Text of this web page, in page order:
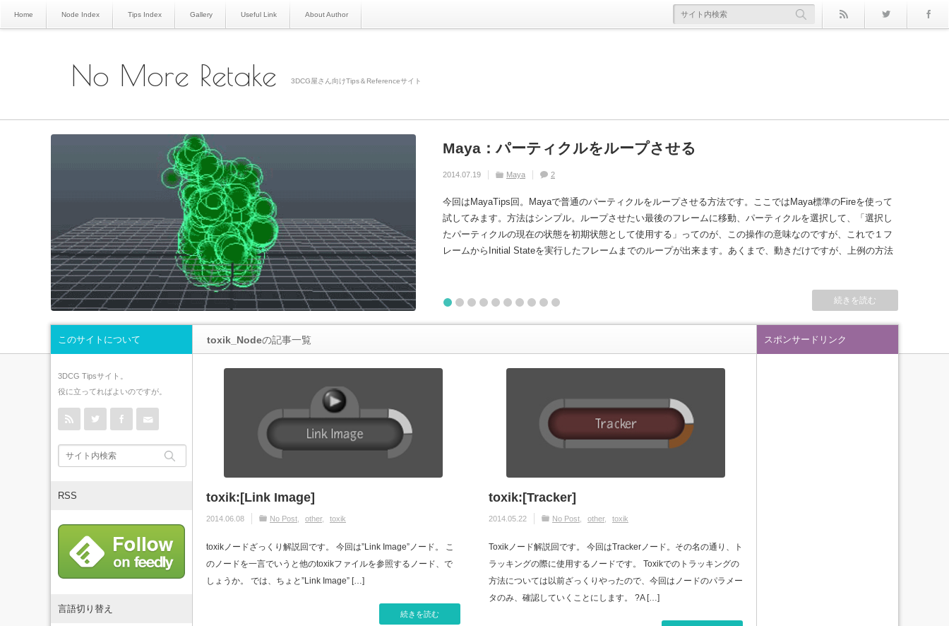
Home Node Index Tips Index Gallery Useful Link About Author
No More Retake 3DCG屋さん向けTips＆Referenceサイト
Maya：パーティクルをループさせる
2014.07.19 Maya 2
今回はMayaTips回。Mayaで普通のパーティクルをループさせる方法です。ここではMaya標準のFireを使って
試してみます。方法はシンプル。ループさせたい最後のフレームに移動、パーティクルを選択して、「選択し
たパーティクルの現在の状態を初期状態として使用する」ってのが、この操作の意味なのですが、これで１フ
レームからInitial Stateを実行したフレームまでのループが出来ます。あくまで、動きだけですが、上例の方法
続きを読む
Nuke:Manage User Knobs(11.2 v2)
2018.08.02 Nuke other
Nuke回。Nuke11.2で新しい追加された機能が、思いのほか便利だったので書いてみた次第です。便利だったの
は、”カスタムパラメータの追加”です！ドラッグ＆ドロップでひょいひょい追加できるようになっとる！１：
Propertiesのいちばん上に”えんぴつアイコン”があるじゃろ。これポチる！２：すると横にいろいろズラーっと
出てくる！３：適当にアイコン選んで、追加したいノードのプロパティにドラッグ&amp;ドロップ！４：新し
続きを読む
Maya:『mentalrayVertexColors』ノード
2012.10.22 Maya No Post
My Houly Daily Challenge Week3
2020.07.18 Houdini No Post
4コマ:レンダリングなう
2013.07.29 Gallery No Post
Houdini:Viewport Comment
2017.07.13 Houdini
Houdini:L-system sample02
2016.12.29 Houdini
MotionBuilder:Pythonコマンド
2013.05.13 No Post other
Houdini:L-system 作例02
2016.12.16 Houdini
数学:内積ってなんぞ？ その２（角度とＣＧ編）
2015.12.01 other 0
1 2 3 4 5 6 7 8 9
toxik_Nodeの記事一覧
toxik:[Link Image]
2014.06.08 No Post other toxik
toxikノードざっくり解説回です。 今回は”Link Image”ノード。 こ
のノードを一言でいうと他のtoxikファイルを参照するノード、で
しょうか。 では、ちょと”Link Image” […]
続きを読む
toxik:[Tracker]
2014.05.22 No Post other toxik
Toxikノード解説回です。 今回はTrackerノード。その名の通り、ト
ラッキングの際に使用するノードです。 Toxikでのトラッキングの
方法については以前ざっくりやったので、今回はノードのパラメー
タのみ、確認していくことにします。 ?A […]
このサイトについて
3DCG Tipsサイト。
役に立ってればよいのですが。
rss Twitter Facebook
RSS
言語切り替え
スポンサードリンク